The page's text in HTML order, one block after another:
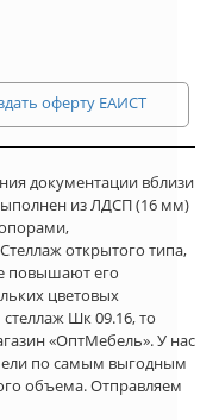
оферту ЕАИСТ
документации вблизи
из ЛДСП (16 мм)
открытого типа,
повышают его
цветовых
Шк 09.16, то
«ОптМебель». У нас
по самым выгодным
объема. Отправляем